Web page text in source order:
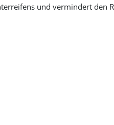
und vermindert den